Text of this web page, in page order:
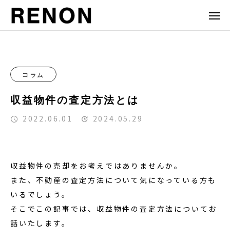
コラム
収益物件の査定方法とは
2022.06.01 2024.05.29
収益物件の売却をお考えではありませんか。
また、不動産の査定方法について気になっている方も
いるでしょう。
そこでこの記事では、収益物件の査定方法についてお
話いたします。